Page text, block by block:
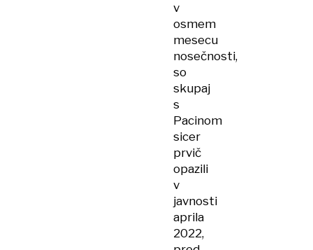
v
osmem
mesecu
nosečnosti,
so
skupaj
s
Pacinom
sicer
prvič
opazili
v
javnosti
aprila
2022,